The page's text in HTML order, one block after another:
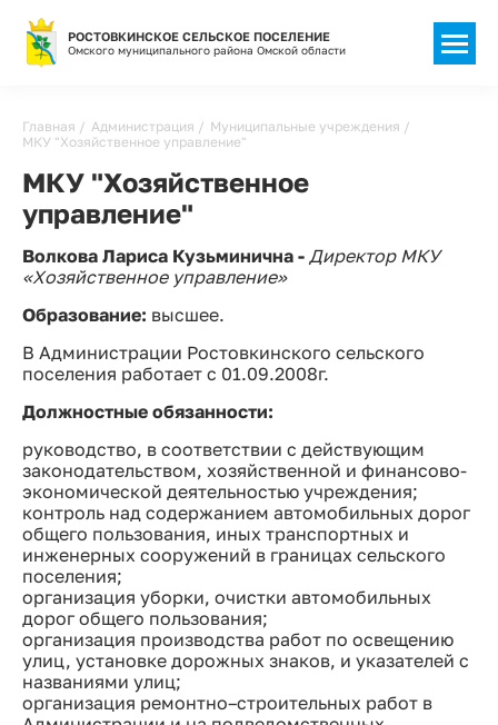
РОСТОВКИНСКОЕ СЕЛЬСКОЕ ПОСЕЛЕНИЕ
Омского муниципального района Омской области
Строка
навигации
Главная Администрация
Муниципальные учреждения
МКУ "Хозяйственное управление"
МКУ "Хозяйственное
управление"
Волкова Лариса Кузьминична - Директор МКУ
«Хозяйственное управление»
Образование: высшее.
В Администрации Ростовкинского сельского
поселения работает с 01.09.2008г.
Должностные обязанности:
руководство, в соответствии с действующим
законодательством, хозяйственной и финансово-
экономической деятельностью учреждения;
контроль над содержанием автомобильных дорог
общего пользования, иных транспортных и
инженерных сооружений в границах сельского
поселения;
организация уборки, очистки автомобильных
дорог общего пользования;
организация производства работ по освещению
улиц, установке дорожных знаков, и указателей с
названиями улиц;
организация ремонтно–строительных работ в